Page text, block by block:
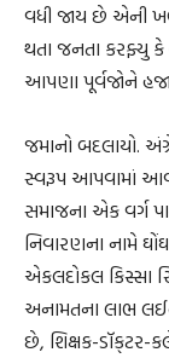
વધી જાય છે એની
થતા જનતા કરફ્યુ
આપણા પૂર્વજોને
જમાનો બદલાયો.
સ્વરૂપ આપવામાં
સમાજના એક વર્ગ
નિવારણના નામે
એકલદોકલ કિસ્સા
અનામતના લાભ
છે, શિક્ષક-